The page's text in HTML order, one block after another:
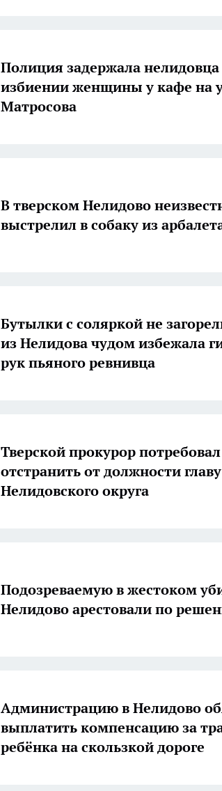
Полиция задержала нелидовца
избиении женщины у кафе на
Матросова
В тверском Нелидово
выстрелил в собаку из
Бутылки с соляркой не
из Нелидова чудом избежала
рук пьяного ревнивца
Тверской прокурор потребовал
отстранить от должности главу
Нелидовского округа
Подозреваемую в жестоком
Нелидово арестовали по
Администрацию в Нелидово
выплатить компенсацию за
ребёнка на скользкой дороге